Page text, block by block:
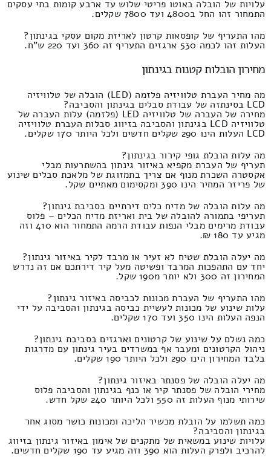
עלויות של הובלה באוטו פריטי שלוש עד ארבע קומות בתי עסקים
התמחור זהו החל ב4800 ועד 7800 שקלים.
מהו התעריף של קופסאות קרטון לאריזת מקום עסקי בגינתון?
העלות זהו לכמה 530 ארגזים התעריף זה 360 ועד 220 ש"ח.
מחירון הובלות קטנות בגינתון
מה מחיר העברת טלוויזיה פלזמה (LED) הובלה של טלוויזיה
LCD בסינתזה של עבודת סבלים בגינתון והסביבה?
מחירה של העברה של טלוויזיה LED (פלזמה) עלות העברה של
טלוויזיה LCD בגינתון והסביבה בזיווג סבלות העברת טלוויזיה
LCD העלות הינו 290 שקלים חדשים ולכל היותר 170 שקלים.
מה עלות הובלת גופי קירור בגינתון?
תעריף של העברת מקפיא באיזור גינתון בהשתרעות מבלי
אקסטרה השכרת מנוף אם צריך בתמזוגת של מלאכת סבלים שינוע
של פריזר המחיר הינו 390 ומקסימום מאתיים שקל.
מה עלות הובלה של מדיח כלים דירתיים בסביבת גינתון?
תעריפי בתמורה להובלה של בית ואריזת מדיח הכלים – פלוס
עבודת מרימים מבלי הנפות עבודת הרמה התמחור הוא 410 וזה
מגיע עד 180 ₪.
מה יעלה הובלת שטיח לא זעיר או מרבד לקיר באיזור גינתון?
יחד עם התהפכות המרבד ופשיטה מעל קיר דירתכם אם זה נדרש
המחירון זה 300 ולא יותר מ190 שקל.
מהו התעריף של העברת מכונות לכביסה באיזור גינתון?
עלות שינוע של מכונות לעשיית כביסה בגינתון והסביבה על ידי
הנפה העלות הינו 350 ועד 170 שקלים.
כמה נשלם על שינוע של קרטונים וארגזים בסביבת גינתון?
ניהול הקרטונים ומעבר אף במשרדים בעיר גינתון עם מדרגות
בלבד המחירון הינו 290 ולכל היותר 190 שקלים.
מה יעלה הובלה של פסנתר באיזור גינתון?
מחירי הובלה של פסנתר קיר או כנף בגינתון והסביבה פלוס
שירותי מנוף העלות זה 550 ולכל היותר 240 שקל חדש.
כמה תשלמו על הובלת מכשיר הליכה ומכונות כושר מסוג אחר
בגינתון והסביבה?
עלויות שינוע במשאית של מתקנים של אימון באיזור גינתון בזיווג
להרכיב ולפרק העלות הוא 390 וזה מגיע עד 190 שקלים חדשים.